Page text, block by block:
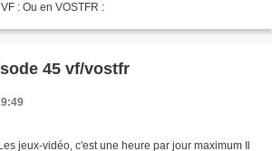
: Ou en VOSTFR :
45 vf/vostfr
jeux-vidéo, c'est une heure par jour maximum Il